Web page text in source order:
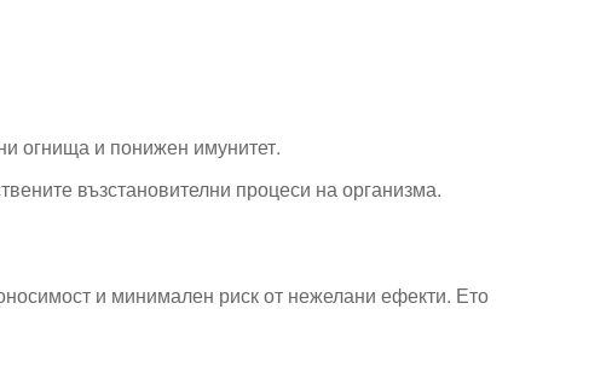
огнища и понижен имунитет.
възстановителни процеси на организма.
и минимален риск от нежелани ефекти. Ето